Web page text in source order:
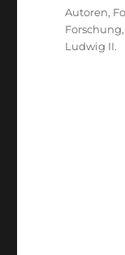
Autoren,
Forschung,
Ludwig II.